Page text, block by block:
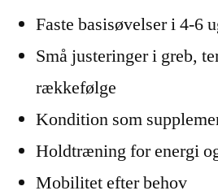
Faste basisøvelser i 4-6
Små justeringer i greb,
rækkefølge
Kondition som
Holdtræning for energi
Mobilitet efter behov